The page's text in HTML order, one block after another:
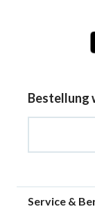
Bestellung
Service &